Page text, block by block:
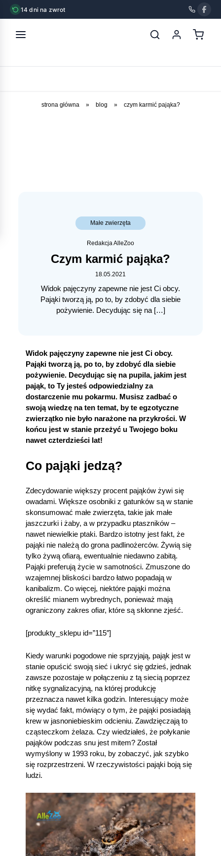
14 dni na zwrot
strona główna » blog » czym karmić pająka?
Małe zwierzęta
Redakcja AlleZoo
Czym karmić pająka?
18.05.2021
Widok pajęczyny zapewne nie jest Ci obcy.
Pająki tworzą ją, po to, by zdobyć dla siebie
pożywienie. Decydując się na […]
Widok pajęczyny zapewne nie jest Ci obcy.
Pająki tworzą ją, po to, by zdobyć dla siebie
pożywienie. Decydując się na pupila, jakim jest
pająk, to Ty jesteś odpowiedzialny za
dostarczenie mu pokarmu. Musisz zadbać o
swoją wiedzę na ten temat, by te egzotyczne
zwierzątko nie było narażone na przykrości. W
końcu jest w stanie przeżyć u Twojego boku
nawet czterdzieści lat!
Co pająki jedzą?
Zdecydowanie większy procent pająków żywi się
owadami. Większe osobniki z gatunków są w stanie
skonsumować małe zwierzęta, takie jak małe
jaszczurki i żaby, a w przypadku ptaszników –
nawet niewielkie ptaki. Bardzo istotny jest fakt, że
pająki nie należą do grona padlinożerców. Żywią się
tylko żywą ofiarą, ewentualnie niedawno zabitą.
Pająki preferują życie w samotności. Zmuszone do
wzajemnej bliskości bardzo łatwo popadają w
kanibalizm. Co więcej, niektóre pająki można
określić mianem wybrednych, ponieważ mają
ograniczony zakres ofiar, które są skłonne zjeść.
[produkty_sklepu id=”115″]
Kiedy warunki pogodowe nie sprzyjają, pająk jest w
stanie opuścić swoją sieć i ukryć się gdzieś, jednak
zawsze pozostaje w połączeniu z tą siecią poprzez
nitkę sygnalizacyjną, na której produkcję
przeznacza nawet kilka godzin. Interesujący może
się wydać fakt, mówiący o tym, że pająki posiadają
krew w jasnoniebieskim odcieniu. Zawdzięczają to
cząsteczkom żelaza. Czy wiedziałeś, że połykanie
pająków podczas snu jest mitem? Został
wymyślony w 1993 roku, by zobaczyć, jak szybko
się rozprzestrzeni. W rzeczywistości pająki boją się
ludzi.